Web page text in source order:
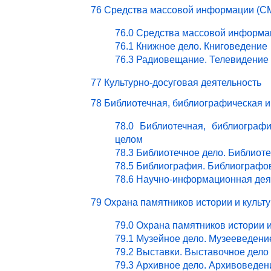
76 Средства массовой информации
76.0 Средства массовой
76.1 Книжное дело. Книговедение
76.3 Радиовещание. Телевидение
77 Культурно-досуговая деятельность
78 Библиотечная, библиографическая
78.0 Библиотечная,
целом
78.3 Библиотечное дело.
78.5 Библиография.
78.6 Научно-информационная
79 Охрана памятников истории и
79.0 Охрана памятников истории
79.1 Музейное дело.
79.2 Выставки. Выставочное дело
79.3 Архивное дело.